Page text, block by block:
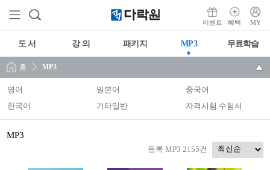
이벤트 혜택 MY
도 서 강 의 패키지 MP3 무료학습
홈 MP3
영어 일본어
중국어
한국어
기타일반 자격시험 수험서
MP3
등록 MP3 2155건